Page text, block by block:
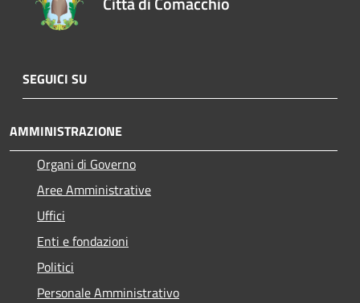
SEGUICI SU
AMMINISTRAZIONE
Organi di Governo
Aree Amministrative
Uffici
Enti e fondazioni
Politici
Personale Amministrativo